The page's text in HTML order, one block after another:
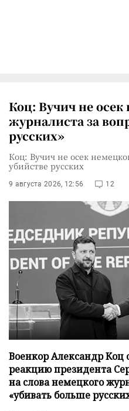
Коц: Вучич не осек
журналиста за
русских»
Коц: Вучич не осек
убийстве русских
9 августа 2026, 12:56 12
Военкор Александр Коц
реакцию президента
на слова немецкого
«убивать больше